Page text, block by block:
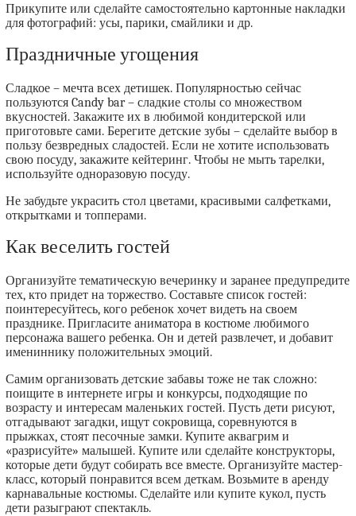
Прикупите или сделайте самостоятельно картонные накладки
для фотографий: усы, парики, смайлики и др.
Праздничные угощения
Сладкое – мечта всех детишек. Популярностью сейчас
пользуются Candy bar – сладкие столы со множеством
вкусностей. Закажите их в любимой кондитерской или
приготовьте сами. Берегите детские зубы – сделайте выбор в
пользу безвредных сладостей. Если не хотите использовать
свою посуду, закажите кейтеринг. Чтобы не мыть тарелки,
используйте одноразовую посуду.
Не забудьте украсить стол цветами, красивыми салфетками,
открытками и топперами.
Как веселить гостей
Организуйте тематическую вечеринку и заранее предупредите
тех, кто придет на торжество. Составьте список гостей:
поинтересуйтесь, кого ребенок хочет видеть на своем
празднике. Пригласите аниматора в костюме любимого
персонажа вашего ребенка. Он и детей развлечет, и добавит
имениннику положительных эмоций.
Самим организовать детские забавы тоже не так сложно:
поищите в интернете игры и конкурсы, подходящие по
возрасту и интересам маленьких гостей. Пусть дети рисуют,
отгадывают загадки, ищут сокровища, соревнуются в
прыжках, стоят песочные замки. Купите аквагрим и
«разрисуйте» малышей. Купите или сделайте конструкторы,
которые дети будут собирать все вместе. Организуйте мастер-
класс, который понравится всем деткам. Возьмите в аренду
карнавальные костюмы. Сделайте или купите кукол, пусть
дети разыграют спектакль.